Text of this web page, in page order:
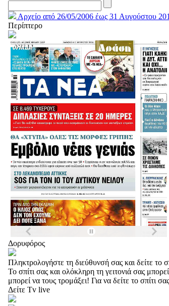
Αρχείο από 26/05/2006 έως 31 Αυγούστου
Περίπτερο
Δορυφόρος
Πληκτρολογήστε τη διεύθυνσή σας και δείτε το
Το σπίτι σας και ολόκληρη τη γειτονιά σας
μπορεί να τους τρομάξει! Για να δείτε το σπίτι
Δείτε Tv live